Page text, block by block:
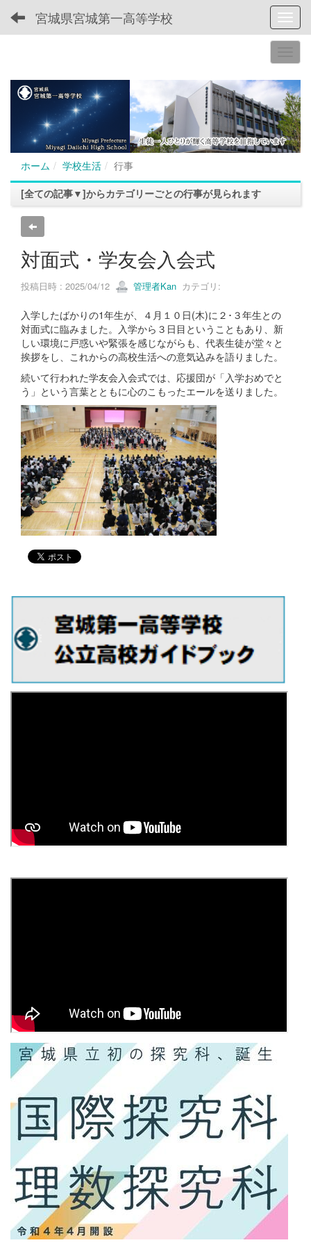
宮城県宮城第一高等学校
ホーム 学校生活
行事
[全ての記事▼]からカテゴリーごとの行事が見られます
対面式・学友会入会式
投稿日時 : 2025/04/12 管理者Kan カテゴリ:
入学したばかりの1年生が、４月１０日(木)に２･３年生との
対面式に臨みました。入学から３日目ということもあり、新
しい環境に戸惑いや緊張を感じながらも、代表生徒が堂々と
挨拶をし、これからの高校生活への意気込みを語りました。
続いて行われた学友会入会式では、応援団が「入学おめでと
う」という言葉とともに心のこもったエールを送りました。